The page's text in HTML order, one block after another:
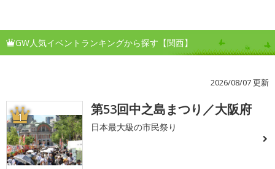
GW人気イベントランキングから探す【関西】
2026/08/07 更新
1 第53回中之島まつり／大阪府
日本最大級の市民祭り